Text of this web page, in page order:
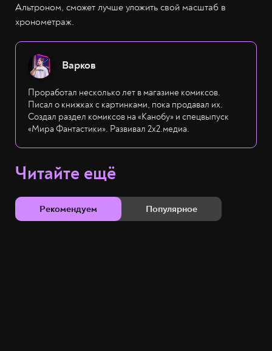
Альтроном, сможет лучше уложить свой масштаб в
хронометраж.
Варков
Проработал несколько лет в магазине комиксов.
Писал о книжках с картинками, пока продавал их.
Создал раздел комиксов на «Канобу» и спецвыпуск
«Мира Фантастики». Развивал 2х2.медиа.
Читайте ещё
Рекомендуем Популярное